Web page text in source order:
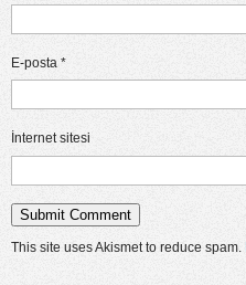
E-posta *
İnternet sitesi
This site uses Akismet to reduce spam.